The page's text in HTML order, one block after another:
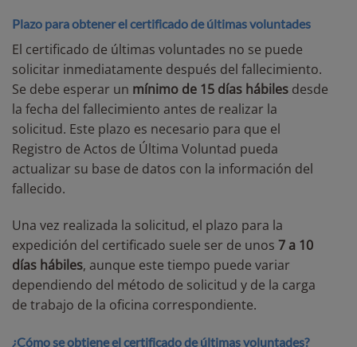
Plazo para obtener el certificado de últimas voluntades
El certificado de últimas voluntades no se puede
solicitar inmediatamente después del fallecimiento.
Se debe esperar un mínimo de 15 días hábiles desde
la fecha del fallecimiento antes de realizar la
solicitud. Este plazo es necesario para que el
Registro de Actos de Última Voluntad pueda
actualizar su base de datos con la información del
fallecido.
Una vez realizada la solicitud, el plazo para la
expedición del certificado suele ser de unos 7 a 10
días hábiles, aunque este tiempo puede variar
dependiendo del método de solicitud y de la carga
de trabajo de la oficina correspondiente.
¿Cómo se obtiene el certificado de últimas voluntades?